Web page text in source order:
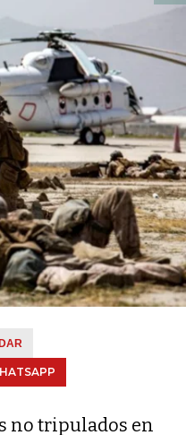
no tripulados en